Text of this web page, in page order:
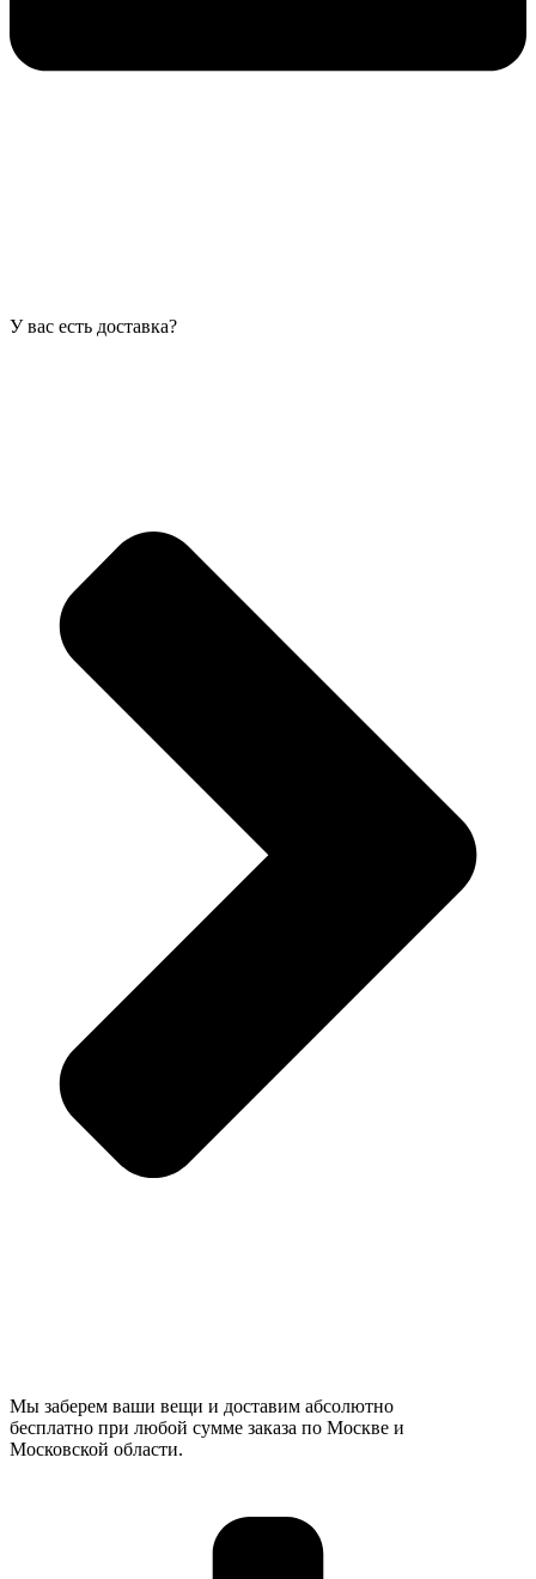
У вас есть доставка?
Мы заберем ваши вещи и доставим абсолютно
бесплатно при любой сумме заказа по Москве и
Московской области.